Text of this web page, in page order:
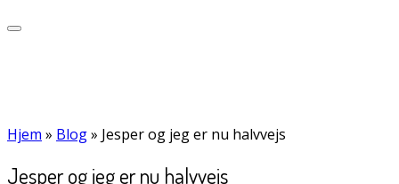
Hjem » Blog» Jesper og jeg er nu halvvejs
Jesper og jeg er nu halvvejs